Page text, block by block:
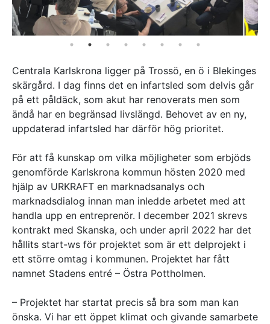
KONTAKT
Drottninggatan 6
541 31 Skövde
info@urkraft.com
Centrala Karlskrona ligger på Trossö, en ö i Blekinges
skärgård. I dag finns det en infartsled som delvis går
på ett påldäck, som akut har renoverats men som
ändå har en begränsad livslängd. Behovet av en ny,
uppdaterad infartsled har därför hög prioritet.
För att få kunskap om vilka möjligheter som erbjöds
genomförde Karlskrona kommun hösten 2020 med
hjälp av URKRAFT en marknadsanalys och
marknadsdialog innan man inledde arbetet med att
handla upp en entreprenör. I december 2021 skrevs
kontrakt med Skanska, och under april 2022 har det
hållits start-ws för projektet som är ett delprojekt i
ett större omtag i kommunen. Projektet har fått
namnet Stadens entré – Östra Pottholmen.
– Projektet har startat precis så bra som man kan
önska. Vi har ett öppet klimat och givande samarbete